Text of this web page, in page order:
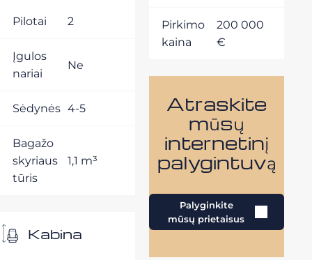
Pilotai 2
Įgulos
nariai
Ne
Sėdynės 4-5
Bagažo
skyriaus
tūris
1,1 m³
Kabina
Pirkimo
kaina
200 000
€
Atraskite
mūsų
internetinį
palygintuvą
Palyginkite
mūsų prietaisus